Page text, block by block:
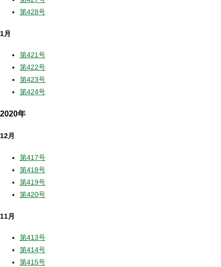
第428号
1月
第421号
第422号
第423号
第424号
2020年
12月
第417号
第418号
第419号
第420号
11月
第413号
第414号
第415号